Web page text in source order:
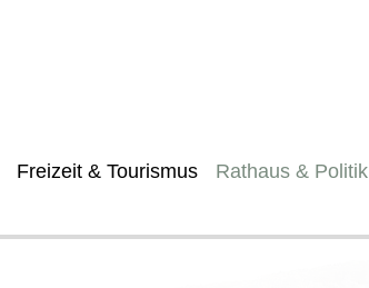
Freizeit & Tourismus Rathaus & Politik